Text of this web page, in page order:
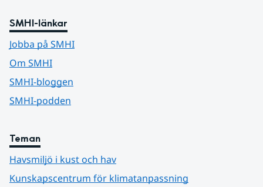
SMHI-länkar
Jobba på SMHI
Om SMHI
SMHI-bloggen
SMHI-podden
Teman
Havsmiljö i kust och hav
Kunskapscentrum för klimatanpassning